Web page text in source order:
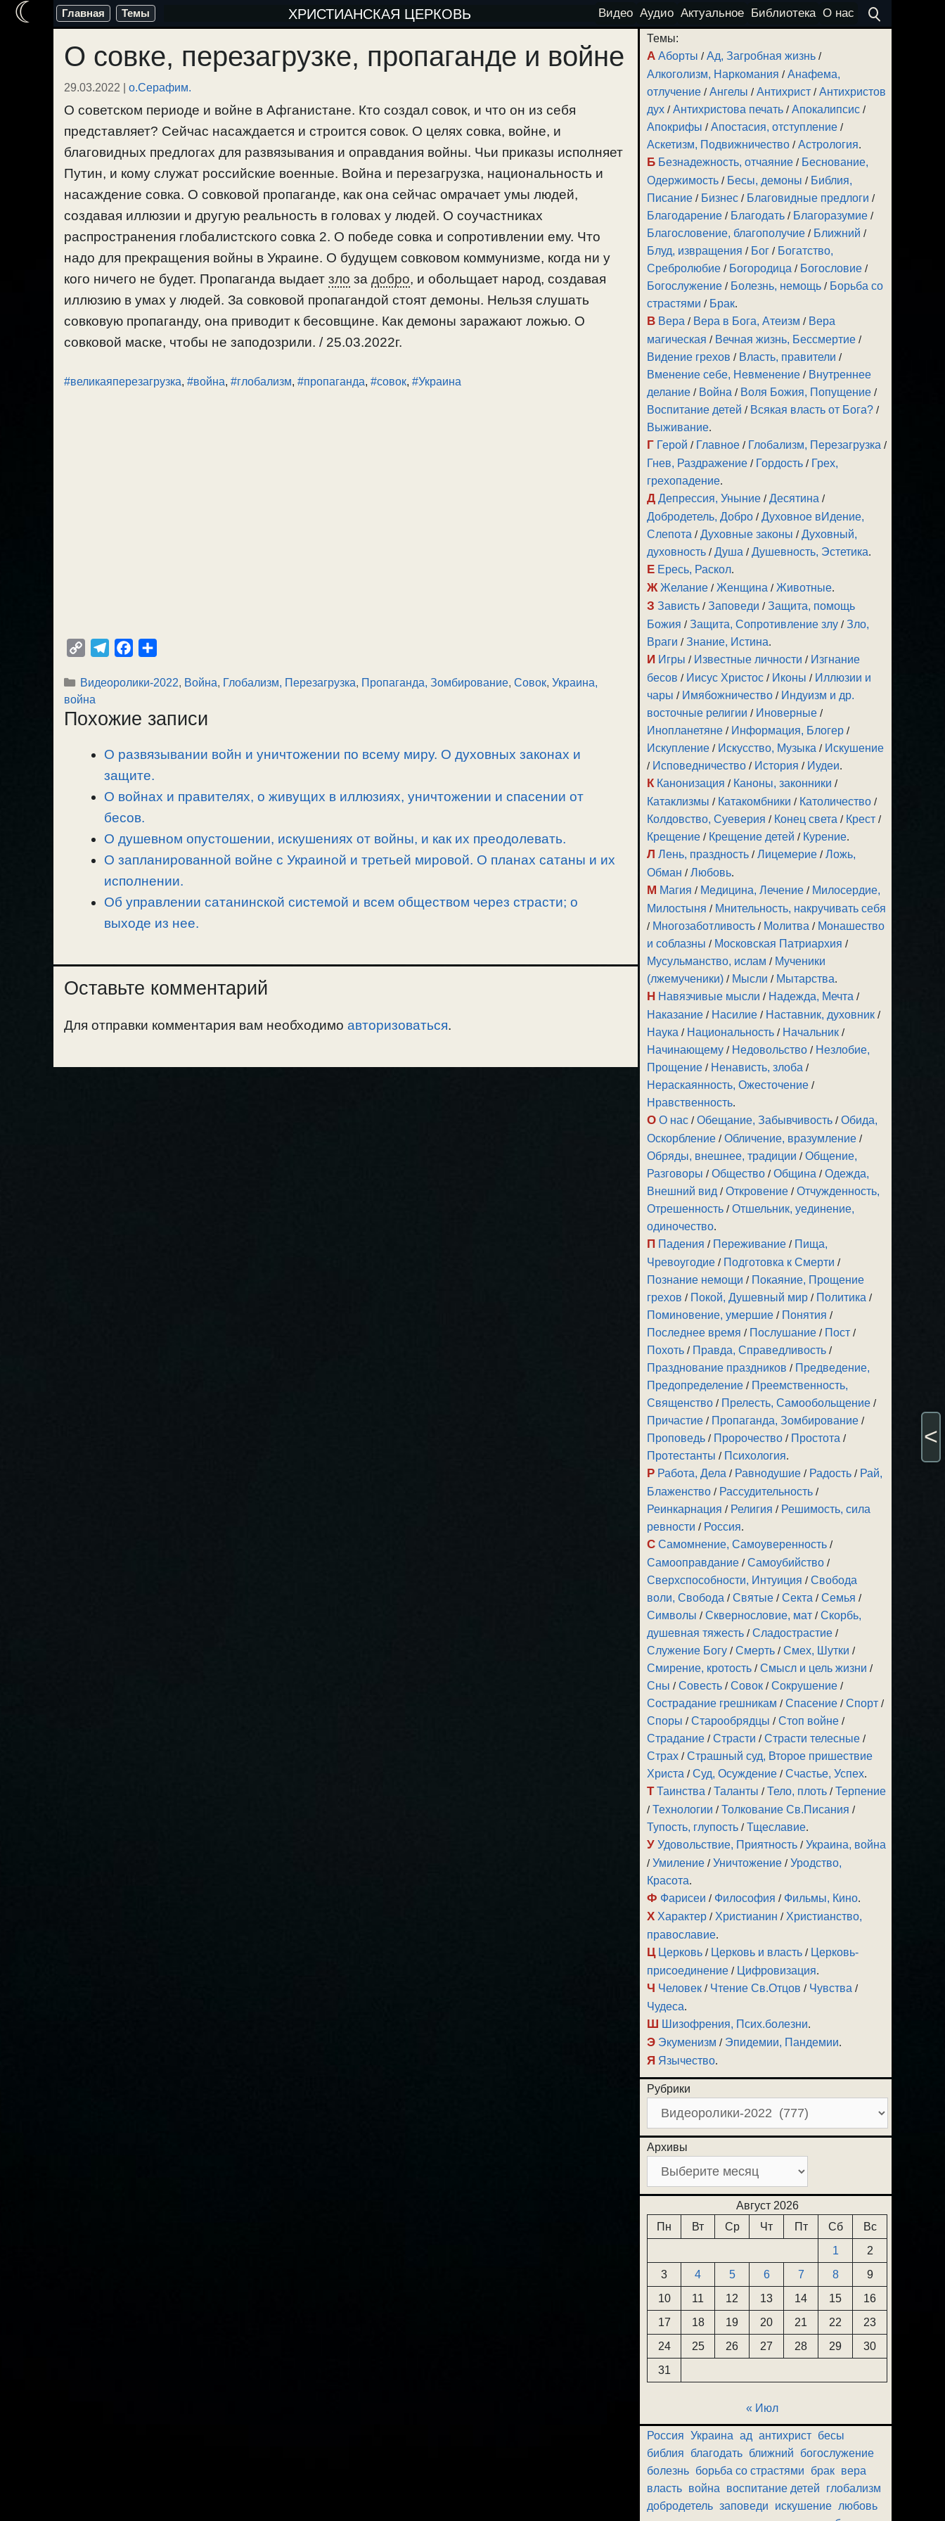
Перейти
содержимому
Главная Темы ХРИСТИАНСКАЯ ЦЕРКОВЬ Видео Аудио Актуальное Библиотека О нас
О совке, перезагрузке, пропаганде и войне
29.03.2022 | о.Серафим.
О советском периоде и войне в Афганистане. Кто создал совок, и что он из себя
представляет? Сейчас насаждается и строится совок. О целях совка, войне, и
благовидных предлогах для развязывания и оправдания войны. Чьи приказы исполняет
Путин, и кому служат российские военные. Война и перезагрузка, национальность и
насаждение совка. О совковой пропаганде, как она сейчас омрачает умы людей,
создавая иллюзии и другую реальность в головах у людей. О соучастниках
распространения глобалистского совка 2. О победе совка и сопротивлении ему. Что
надо для прекращения войны в Украине. О будущем совковом коммунизме, когда ни у
кого ничего не будет. Пропаганда выдает зло за добро, и обольщает народ, создавая
иллюзию в умах у людей. За совковой пропагандой стоят демоны. Нельзя слушать
совковую пропаганду, она приводит к бесовщине. Как демоны заражают ложью. О
совковой маске, чтобы не заподозрили. / 25.03.2022г.
#великаяперезагрузка, #война, #глобализм, #пропаганда, #совок, #Украина
p
y
L
l
g
a
m
c
b
o
k
п
а
и
ь
Рубрики
Видеоролики-2022, Война, Глобализм, Перезагрузка, Пропаганда, Зомбирование, Совок, Украина,
война
Похожие записи
О развязывании войн и уничтожении по всему миру. О духовных законах и
защите.
О войнах и правителях, о живущих в иллюзиях, уничтожении и спасении от
бесов.
О душевном опустошении, искушениях от войны, и как их преодолевать.
О запланированной войне с Украиной и третьей мировой. О планах сатаны и их
исполнении.
Об управлении сатанинской системой и всем обществом через страсти; о
выходе из нее.
Оставьте комментарий
Для отправки комментария вам необходимо авторизоваться.
Темы:
А Аборты /Ад, Загробная жизнь /
Алкоголизм, Наркомания /Анафема,
отлучение /Ангелы /Антихрист /Антихристов
дух /Антихристова печать /Апокалипсис /
Апокрифы /Апостасия, отступление /
Аскетизм, Подвижничество /Астрология.
Б Безнадежность, отчаяние / Беснование,
Одержимость / Бесы, демоны / Библия,
Писание / Бизнес / Благовидные предлоги /
Благодарение / Благодать / Благоразумие /
Благословение, благополучие / Ближний /
Блуд, извращения / Бог / Богатство,
Сребролюбие / Богородица / Богословие /
Богослужение / Болезнь, немощь / Борьба со
страстями / Брак.
В Вера / Вера в Бога, Атеизм / Вера
магическая / Вечная жизнь, Бессмертие /
Видение грехов / Власть, правители /
Вменение себе, Невменение / Внутреннее
делание / Война / Воля Божия, Попущение /
Воспитание детей / Всякая власть от Бога? /
Выживание.
Г Герой / Главное / Глобализм, Перезагрузка /
Гнев, Раздражение / Гордость / Грех,
грехопадение.
Д Депрессия, Уныние /Десятина /
Добродетель, Добро /Духовное вИдение,
Слепота /Духовные законы /Духовный,
духовность /Душа /Душевность, Эстетика.
Е Ересь, Раскол.
Ж Желание /Женщина /Животные.
З Зависть /Заповеди /Защита, помощь
Божия /Защита, Сопротивление злу /Зло,
Враги /Знание, Истина.
И Игры / Известные личности / Изгнание
бесов / Иисус Христос / Иконы / Иллюзии и
чары / Имябожничество / Индуизм и др.
восточные религии / Иноверные /
Инопланетяне / Информация, Блогер /
Искупление / Искусство, Музыка / Искушение
/ Исповедничество / История / Иудеи.
К Канонизация / Каноны, законники /
Катаклизмы / Катакомбники / Католичество /
Колдовство, Суеверия / Конец света / Крест /
Крещение / Крещение детей / Курение.
Л Лень, праздность /Лицемерие /Ложь,
Обман /Любовь.
М Магия / Медицина, Лечение / Милосердие,
Милостыня / Мнительность, накручивать себя
/ Многозаботливость / Молитва / Монашество
и соблазны / Московская Патриархия /
Мусульманство, ислам / Мученики
(лжемученики) / Мысли / Мытарства.
Н Навязчивые мысли / Надежда, Мечта /
Наказание / Насилие / Наставник, духовник /
Наука / Национальность / Начальник /
Начинающему / Недовольство / Незлобие,
Прощение / Ненависть, злоба /
Нераскаянность, Ожесточение /
Нравственность.
О О нас /Обещание, Забывчивость /Обида,
Оскорбление /Обличение, вразумление /
Обряды, внешнее, традиции /Общение,
Разговоры /Общество /Община /Одежда,
Внешний вид /Откровение /Отчужденность,
Отрешенность /Отшельник, уединение,
одиночество.
П Падения / Переживание / Пища,
Чревоугодие / Подготовка к Смерти /
Познание немощи / Покаяние, Прощение
грехов / Покой, Душевный мир / Политика /
Поминовение, умершие / Понятия /
Последнее время / Послушание / Пост /
Похоть / Правда, Справедливость /
Празднование праздников / Предведение,
Предопределение / Преемственность,
Священство / Прелесть, Самообольщение /
Причастие / Пропаганда, Зомбирование /
Проповедь / Пророчество / Простота /
Протестанты / Психология.
Р Работа, Дела / Равнодушие / Радость / Рай,
Блаженство / Рассудительность /
Реинкарнация / Религия / Решимость, сила
ревности / Россия.
С Самомнение, Самоуверенность /
Самооправдание /Самоубийство /
Сверхспособности, Интуиция /Свобода
воли, Свобода /Святые /Секта /Семья /
Символы /Сквернословие, мат /Скорбь,
душевная тяжесть /Сладострастие /
Служение Богу /Смерть /Смех, Шутки /
Смирение, кротость /Смысл и цель жизни /
Сны /Совесть /Совок /Сокрушение /
Сострадание грешникам /Спасение /Спорт /
Споры /Старообрядцы /Стоп войне /
Страдание /Страсти /Страсти телесные /
Страх /Страшный суд, Второе пришествие
Христа /Суд, Осуждение /Счастье, Успех.
Т Таинства /Таланты /Тело, плоть /Терпение
/Технологии /Толкование Св.Писания /
Тупость, глупость /Тщеславие.
У Удовольствие, Приятность /Украина, война
/Умиление /Уничтожение /Уродство,
Красота.
Ф Фарисеи / Философия / Фильмы, Кино.
Х Характер / Христианин / Христианство,
православие.
Ц Церковь / Церковь и власть / Церковь-
присоединение / Цифровизация.
Ч Человек / Чтение Св.Отцов / Чувства /
Чудеса.
Ш Шизофрения, Псих.болезни.
Э Экуменизм / Эпидемии, Пандемии.
Я Язычество.
Рубрики
Архивы
Август 2026
Пн
Вт Ср Чт Пт Сб
Вс
1
2
3
4 5 6 7 8
9
10
11 12 13 14 15
16
17
18 19 20 21 22
23
24
25 26 27 28 29
30
31
« Июл
Россия Украина ад антихрист бесы
библия
благодать ближний
богослужение
болезнь борьба со страстями брак вера
власть война воспитание детей
глобализм
добродетель заповеди искушение любовь
☾
<